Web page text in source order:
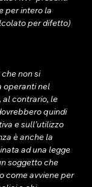
per intero la
per difetto)
operanti nel
al contrario, le
quindi
e sull’utilizzo
è anche la
ad una legge
soggetto che
come avviene per